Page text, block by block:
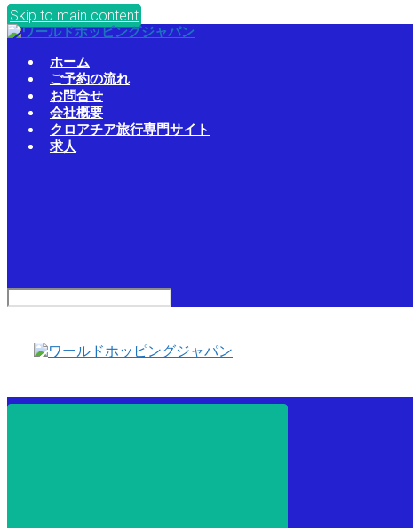
Skip to main content
ホーム
ご予約の流れ
お問合せ
会社概要
クロアチア旅行専門サイト
求人